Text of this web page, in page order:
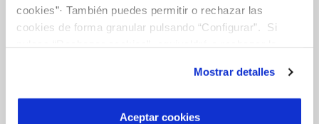
cookies”· También puedes permitir o rechazar las
cookies de forma granular pulsando “Configurar”. Si
son indispensables para que el sitio web funcione y que
por tanto no se pueden desactivar. Puedes consultar
más información en nuestraPolítica de Cookies
Mostrar detalles
Aceptar cookies
CONTRACTS